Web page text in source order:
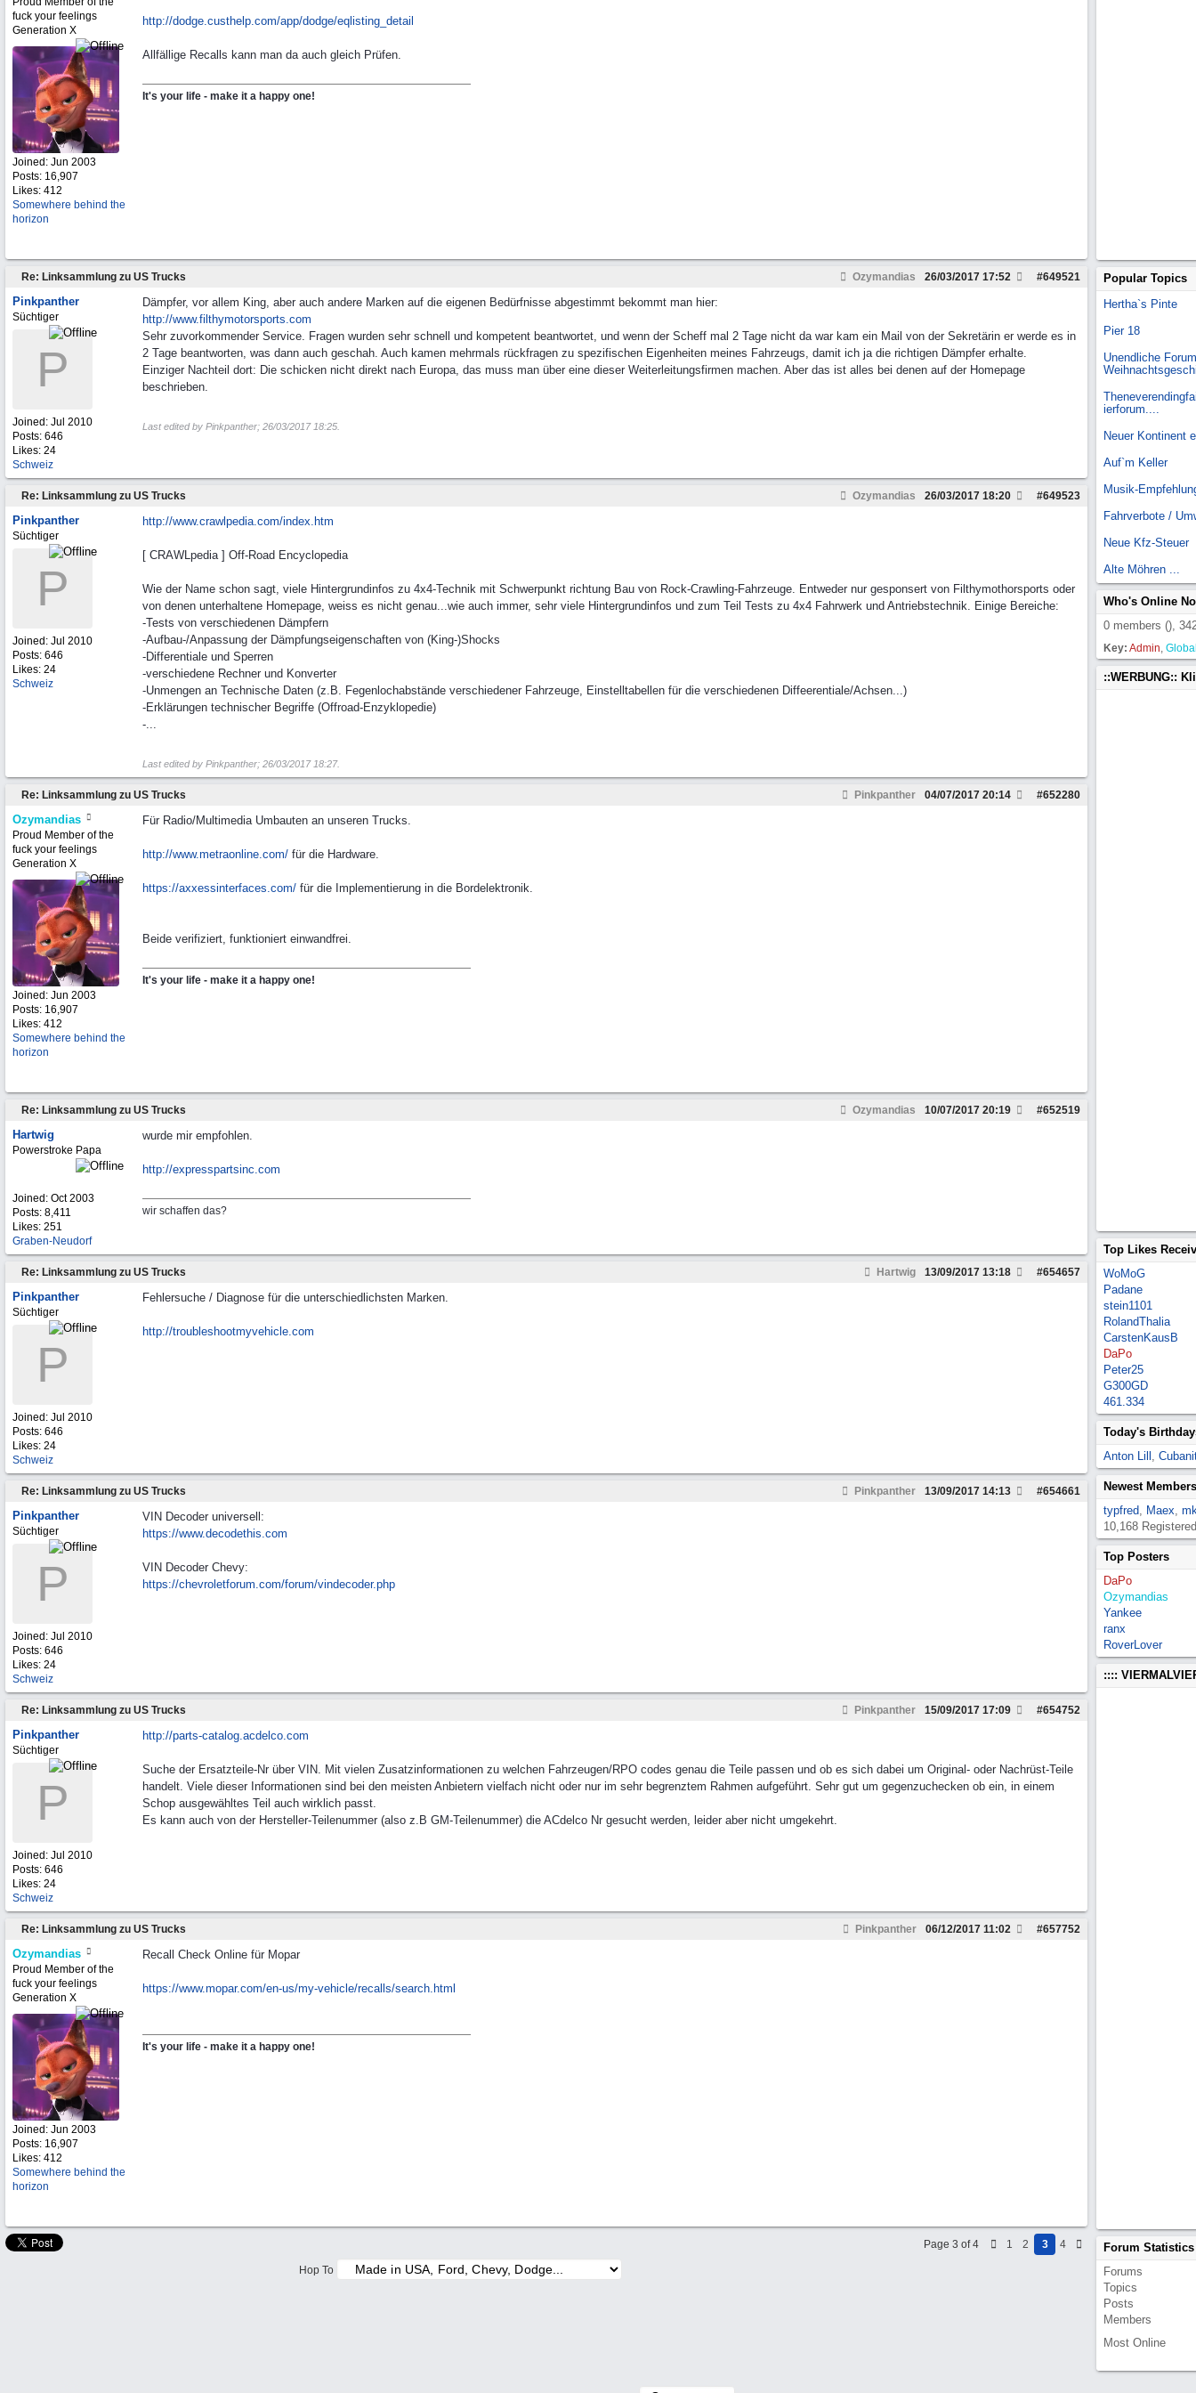
fuck your feelings
Generation X
Joined: Jun 2003
Posts: 16,907
Likes: 412
Somewhere behind the
horizon
http://dodge.custhelp.com/app/dodge/eqlisting_detail
Allfällige Recalls kann man da auch gleich Prüfen.
It's your life - make it a happy one!
Re: Linksammlung zu US Trucks Ozymandias #649521
26/03/2017 17:52
Pinkpanther
Süchtiger
P
Joined: Jul 2010
Posts: 646
Likes: 24
Schweiz
Dämpfer, vor allem King, aber auch andere Marken auf die eigenen Bedürfnisse abgestimmt bekommt man hier:
http://www.filthymotorsports.com
Sehr zuvorkommender Service. Fragen wurden sehr schnell und kompetent beantwortet, und wenn der Scheff mal 2 Tage nicht da war kam ein Mail von der Sekretärin er werde es in
2 Tage beantworten, was dann auch geschah. Auch kamen mehrmals rückfragen zu spezifischen Eigenheiten meines Fahrzeugs, damit ich ja die richtigen Dämpfer erhalte.
Einziger Nachteil dort: Die schicken nicht direkt nach Europa, das muss man über eine dieser Weiterleitungsfirmen machen. Aber das ist alles bei denen auf der Homepage
beschrieben.
Last edited by Pinkpanther; 26/03/2017 18:25
Re: Linksammlung zu US Trucks Ozymandias #649523
26/03/2017 18:20
Pinkpanther
Süchtiger
P
Joined: Jul 2010
Posts: 646
Likes: 24
Schweiz
http://www.crawlpedia.com/index.htm
[ CRAWLpedia ] Off-Road Encyclopedia
Wie der Name schon sagt, viele Hintergrundinfos zu 4x4-Technik mit Schwerpunkt richtung Bau von Rock-Crawling-Fahrzeuge. Entweder nur gesponsert von Filthymothorsports oder
von denen unterhaltene Homepage, weiss es nicht genau...wie auch immer, sehr viele Hintergrundinfos und zum Teil Tests zu 4x4 Fahrwerk und Antriebstechnik. Einige Bereiche:
-Tests von verschiedenen Dämpfern
-Aufbau-/Anpassung der Dämpfungseigenschaften von (King-)Shocks
-Differentiale und Sperren
-verschiedene Rechner und Konverter
-Unmengen an Technische Daten (z.B. Fegenlochabstände verschiedener Fahrzeuge, Einstelltabellen für die verschiedenen Diffeerentiale/Achsen...)
-Erklärungen technischer Begriffe (Offroad-Enzyklopedie)
-...
Last edited by Pinkpanther; 26/03/2017 18:27.
Re: Linksammlung zu US Trucks Pinkpanther #652280
04/07/2017 20:14
Ozymandias
Proud Member of the
fuck your feelings
Generation X
Joined: Jun 2003
Posts: 16,907
Likes: 412
Somewhere behind the
horizon
Für Radio/Multimedia Umbauten an unseren Trucks.
http://www.metraonline.com/ für die Hardware.
https://axxessinterfaces.com/ für die Implementierung in die Bordelektronik.
Beide verifiziert, funktioniert einwandfrei.
It's your life - make it a happy one!
Re: Linksammlung zu US Trucks Ozymandias #652519
10/07/2017 20:19
Hartwig
Powerstroke Papa
Joined: Oct 2003
Posts: 8,411
Likes: 251
Graben-Neudorf
wurde mir empfohlen.
http://expresspartsinc.com
wir schaffen das?
Re: Linksammlung zu US Trucks Hartwig #654657
13/09/2017 13:18
Pinkpanther
Süchtiger
P
Joined: Jul 2010
Posts: 646
Likes: 24
Schweiz
Fehlersuche / Diagnose für die unterschiedlichsten Marken.
http://troubleshootmyvehicle.com
Re: Linksammlung zu US Trucks Pinkpanther #654661
13/09/2017 14:13
Pinkpanther
Süchtiger
P
Joined: Jul 2010
Posts: 646
Likes: 24
Schweiz
VIN Decoder universell:
https://www.decodethis.com
VIN Decoder Chevy:
https://chevroletforum.com/forum/vindecoder.php
Re: Linksammlung zu US Trucks Pinkpanther #654752
15/09/2017 17:09
Pinkpanther
Süchtiger
P
Joined: Jul 2010
Posts: 646
Likes: 24
Schweiz
http://parts-catalog.acdelco.com
Suche der Ersatzteile-Nr über VIN. Mit vielen Zusatzinformationen zu welchen Fahrzeugen/RPO codes genau die Teile passen und ob es sich dabei um Original- oder Nachrüst-Teile
handelt. Viele dieser Informationen sind bei den meisten Anbietern vielfach nicht oder nur im sehr begrenztem Rahmen aufgeführt. Sehr gut um gegenzuchecken ob ein, in einem
Schop ausgewähltes Teil auch wirklich passt.
Es kann auch von der Hersteller-Teilenummer (also z.B GM-Teilenummer) die ACdelco Nr gesucht werden, leider aber nicht umgekehrt.
Re: Linksammlung zu US Trucks Pinkpanther #657752
06/12/2017 11:02
Ozymandias
Proud Member of the
fuck your feelings
Generation X
Joined: Jun 2003
Posts: 16,907
Likes: 412
Somewhere behind the
horizon
Recall Check Online für Mopar
https://www.mopar.com/en-us/my-vehicle/recalls/search.html
It's your life - make it a happy one!
Page 3 of 4 1 2 3 4
Hop To
Popular Topics
Hertha`s Pinte
Pier 18
Unendliche
ierforum....
Neuer Kontinent
Auf`m Keller
Musik-
Fahrverbote /
Neue Kfz-Steuer
Alte Möhren ...
Who's Online
0 members (),
Key: Admin,
::WERBUNG::
Top Likes
WoMoG
Padane
stein1101
RolandThalia
CarstenKausB
DaPo
Peter25
G300GD
461.334
Today's
Anton Lill ,
Newest Members
typfred, Maex,
10,168
Top Posters
DaPo
Ozymandias
Yankee
ranx
RoverLover
::::
Forum Statistics
Forums
Topics
Posts
Members
Most Online